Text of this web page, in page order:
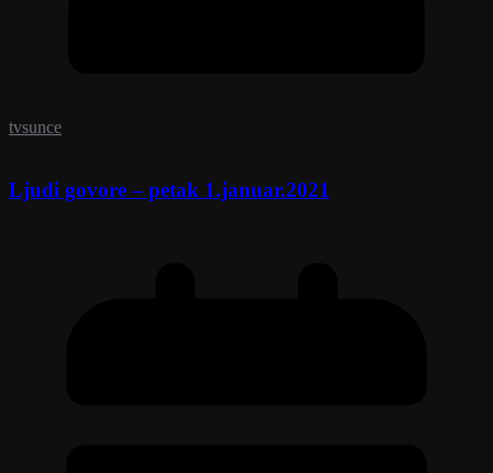
tvsunce
Ljudi govore – petak 1.januar.2021